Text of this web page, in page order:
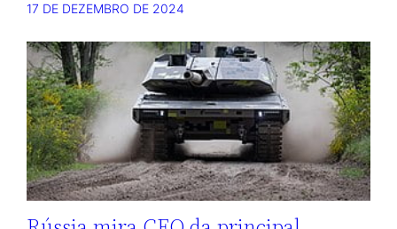
17 DE DEZEMBRO DE 2024